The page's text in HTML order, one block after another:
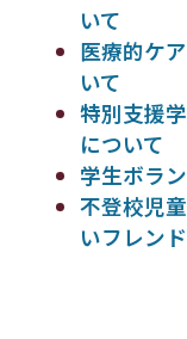
いて
医療的ケ
いて
特別支援
について
学生ボラ
不登校児
いフレン